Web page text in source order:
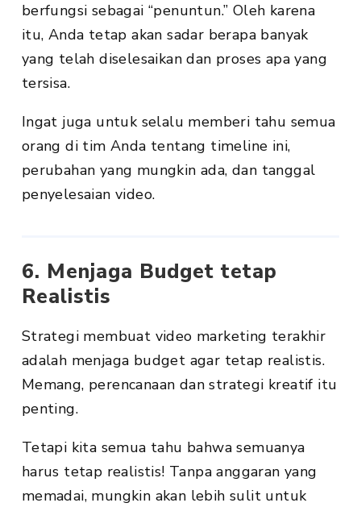
berfungsi sebagai “penuntun.” Oleh karena
itu, Anda tetap akan sadar berapa banyak
yang telah diselesaikan dan proses apa yang
tersisa.
Ingat juga untuk selalu memberi tahu semua
orang di tim Anda tentang timeline ini,
perubahan yang mungkin ada, dan tanggal
penyelesaian video.
6. Menjaga Budget tetap
Realistis
Strategi membuat video marketing terakhir
adalah menjaga budget agar tetap realistis.
Memang, perencanaan dan strategi kreatif itu
penting.
Tetapi kita semua tahu bahwa semuanya
harus tetap realistis! Tanpa anggaran yang
memadai, mungkin akan lebih sulit untuk